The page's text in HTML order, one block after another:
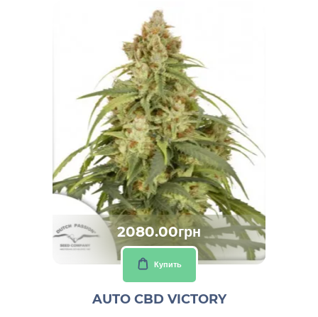
2080.00грн
Купить
AUTO CBD VICTORY